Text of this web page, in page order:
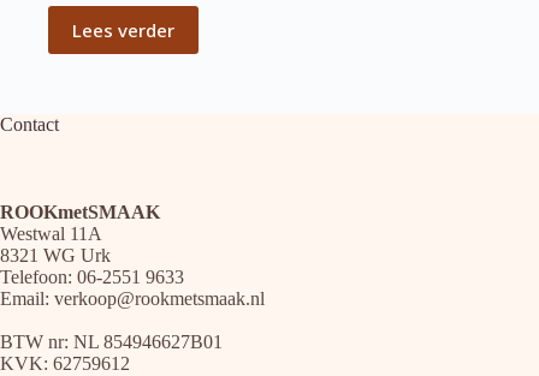
Lees verder
Contact
ROOKmetSMAAK
Westwal 11A
8321 WG Urk
Telefoon: 06-2551 9633
Email: verkoop@rookmetsmaak.nl
BTW nr: NL 854946627B01
KVK: 62759612